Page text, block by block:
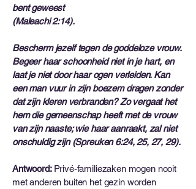
bent geweest
(Maleachi 2:14).
Bescherm jezelf tegen de goddeloze vrouw.
Begeer haar schoonheid niet in je hart, en
laat je niet door haar ogen verleiden. Kan
een man vuur in zijn boezem dragen zonder
dat zijn kleren verbranden? Zo vergaat het
hem die gemeenschap heeft met de vrouw
van zijn naaste; wie haar aanraakt, zal niet
onschuldig zijn (Spreuken 6:24, 25, 27, 29).
Antwoord: Privé-familiezaken mogen nooit
met anderen buiten het gezin worden